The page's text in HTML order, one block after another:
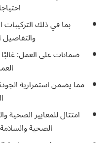
بما في ذلك التركيبات
والتفاصيل
ضمانات على العمل:
مما يضمن استمرارية
امتثال للمعايير الصحية
الصحية